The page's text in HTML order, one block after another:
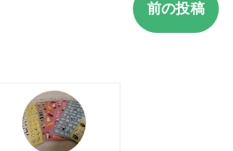
前の投稿